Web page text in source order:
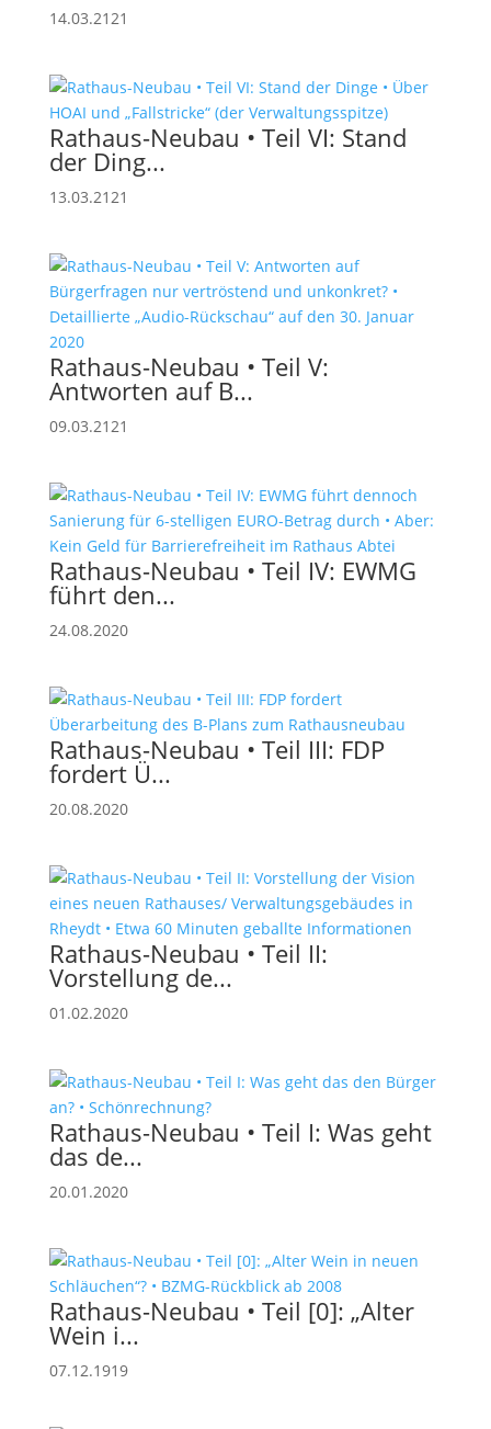
14.03.2121
Rathaus-Neubau • Teil VI: Stand
der Ding...
13.03.2121
Rathaus-Neubau • Teil V:
Antworten auf B...
09.03.2121
Rathaus-Neubau • Teil IV: EWMG
führt den...
24.08.2020
Rathaus-Neubau • Teil III: FDP
fordert Ü...
20.08.2020
Rathaus-Neubau • Teil II:
Vorstellung de...
01.02.2020
Rathaus-Neubau • Teil I: Was geht
das de...
20.01.2020
Rathaus-Neubau • Teil [0]: „Alter
Wein i...
07.12.1919